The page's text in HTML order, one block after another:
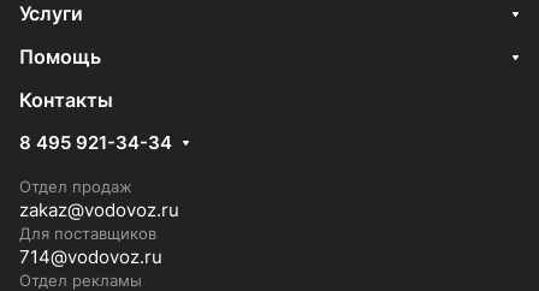
Услуги
Помощь
Контакты
8 495 921-34-34
Отдел продаж
zakaz@vodovoz.ru
Для поставщиков
714@vodovoz.ru
Отдел рекламы